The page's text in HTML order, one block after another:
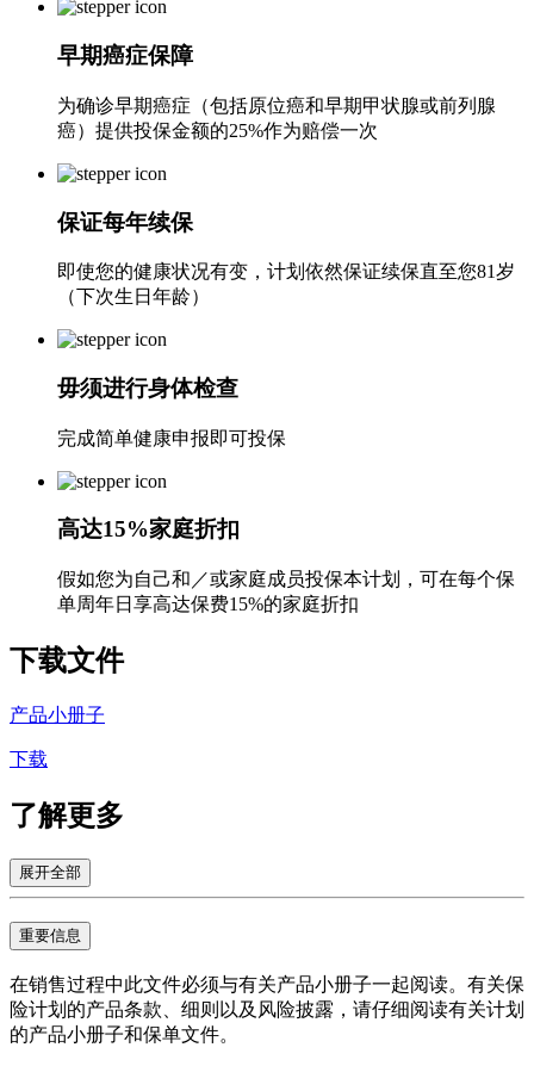
早期癌症保障
为确诊早期癌症（包括原位癌和早期甲状腺或前列腺
癌）提供投保金额的25%作为赔偿一次
保证每年续保
即使您的健康状况有变，计划依然保证续保直至您81岁
（下次生日年龄）
毋须进行身体检查
完成简单健康申报即可投保
高达15%家庭折扣
假如您为自己和／或家庭成员投保本计划，可在每个保
单周年日享高达保费15%的家庭折扣
下载文件
产品小册子
下载
了解更多
展开全部
重要信息
在销售过程中此文件必须与有关产品小册子一起阅读。有关保
险计划的产品条款、细则以及风险披露，请仔细阅读有关计划
的产品小册子和保单文件。